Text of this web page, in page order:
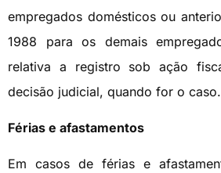
empregados domésticos ou
1988 para os demais
relativa a registro sob ação
decisão judicial, quando for o caso.
Férias e afastamentos
Em casos de férias e